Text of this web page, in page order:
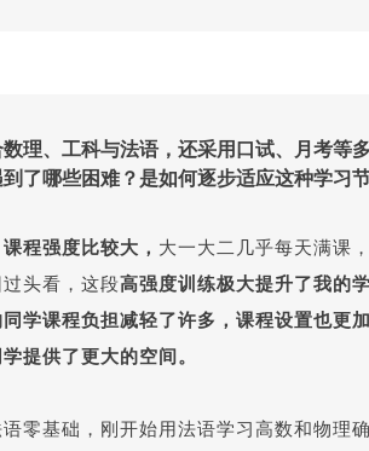
理、工科与法语，还采用口试、月考等
了哪些困难？是如何逐步适应这种学习
课程强度比较大， 大一大二几乎每天满课
头看，这段高强度训练极大提升了我的
学课程负担减轻了许多，课程设置也更
提供了更大的空间。
零基础，刚开始用法语学习高数和物理